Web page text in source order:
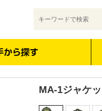
MA-1ジャケ